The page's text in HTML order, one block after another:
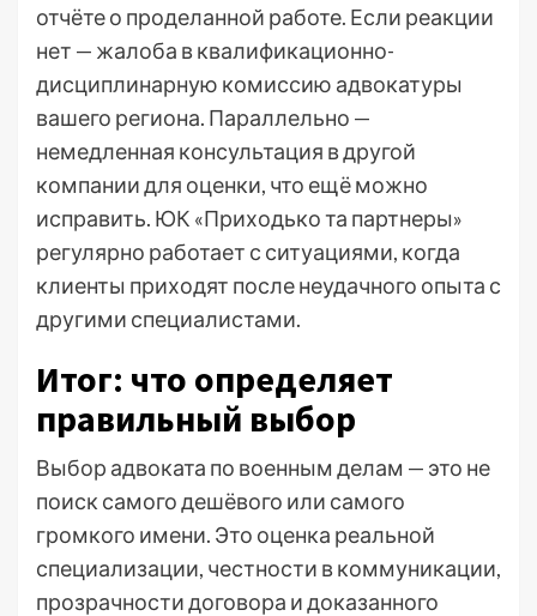
отчёте о проделанной работе. Если реакции
нет — жалоба в квалификационно-
дисциплинарную комиссию адвокатуры
вашего региона. Параллельно —
немедленная консультация в другой
компании для оценки, что ещё можно
исправить. ЮК «Приходько та партнеры»
регулярно работает с ситуациями, когда
клиенты приходят после неудачного опыта с
другими специалистами.
Итог: что определяет
правильный выбор
Выбор адвоката по военным делам — это не
поиск самого дешёвого или самого
громкого имени. Это оценка реальной
специализации, честности в коммуникации,
прозрачности договора и доказанного